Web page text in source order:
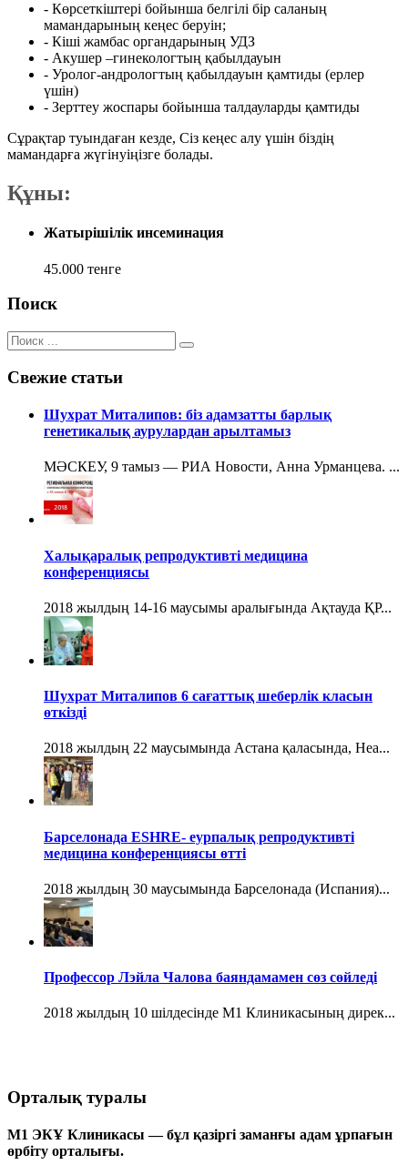
- Көрсеткіштері бойынша белгілі бір саланың
мамандарының кеңес беруін;
- Кіші жамбас органдарының УДЗ
- Акушер –гинекологтың қабылдауын
- Уролог-андрологтың қабылдауын қамтиды (ерлер
үшін)
- Зерттеу жоспары бойынша талдауларды қамтиды
Сұрақтар туындаған кезде, Сіз кеңес алу үшін біздің
мамандарға жүгінуіңізге болады.
Құны:
Жатырішілік инсеминация
45.000 тенге
Поиск
Свежие статьи
Шухрат Миталипов: біз адамзатты барлық
генетикалық аурулардан арылтамыз
МӘСКЕУ, 9 тамыз — РИА Новости, Анна Урманцева. ...
Халықаралық репродуктивті медицина
конференциясы
2018 жылдың 14-16 маусымы аралығында Ақтауда ҚР...
Шухрат Миталипов 6 сағаттық шеберлік класын
өткізді
2018 жылдың 22 маусымында Астана қаласында, Hea...
Барселонада ESHRE- еурпалық репродуктивті
медицина конференциясы өтті
2018 жылдың 30 маусымында Барселонада (Испания)...
Профессор Лэйла Чалова баяндамамен сөз сөйледі
2018 жылдың 10 шілдесінде М1 Клиникасының дирек...
Орталық туралы
М1 ЭКҰ Клиникасы — бұл қазіргі заманғы адам ұрпағын
өрбіту орталығы.